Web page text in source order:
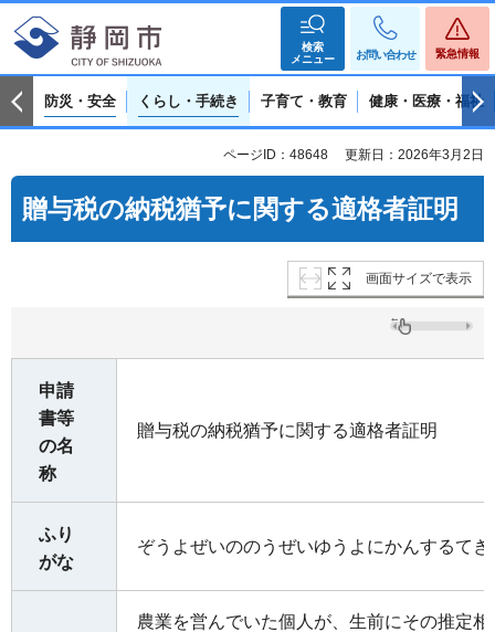
検索
メニュー
お問い合わせ 緊急情報
防災・安全 くらし・手続き 子育て・教育 健康・医療・福祉
ページID：48648 更新日：2026年3月2日
贈与税の納税猶予に関する適格者証明
画面サイズで表示
申請
書等
の名
称
贈与税の納税猶予に関する適格者証明
ふり
がな
ぞうよぜいののうぜいゆうよにかんするて
農業を営んでいた個人が、生前にその推定